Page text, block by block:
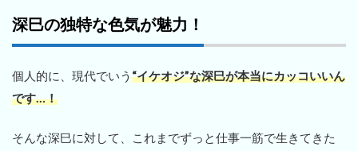
深巳の独特な色気が魅力！
個人的に、現代でいう “イケオジ”な深巳が本当にカッコいいん
です…！
そんな深巳に対して、これまでずっと仕事一筋で生きてきた